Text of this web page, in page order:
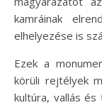
kamráinak
elhelyezése is
Ezek a
körüli rejtélyek
kultúra, vallás